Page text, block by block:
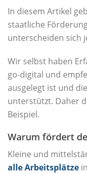
In diesem Artikel
staatliche
unterscheiden sich
Wir selbst haben
go-digital und
ausgelegt ist und
unterstützt. Daher
Beispiel.
Warum fördert
Kleine und
alle Arbeitsplätze